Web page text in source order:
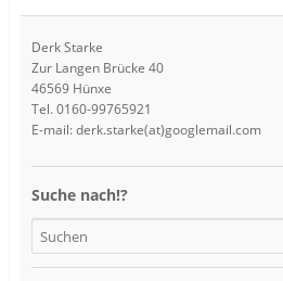
Derk Starke
Zur Langen Brücke 40
46569 Hünxe
Tel. 0160-99765921
E-mail: derk.starke(at)googlemail.com
Suche nach!?